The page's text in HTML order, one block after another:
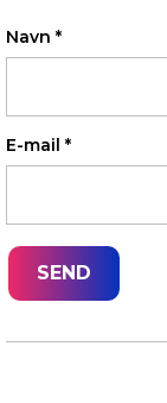
Navn *
E-mail *